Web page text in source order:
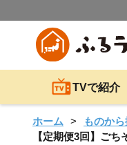
TVで紹介
ホーム ものか
【定期便3回】ご